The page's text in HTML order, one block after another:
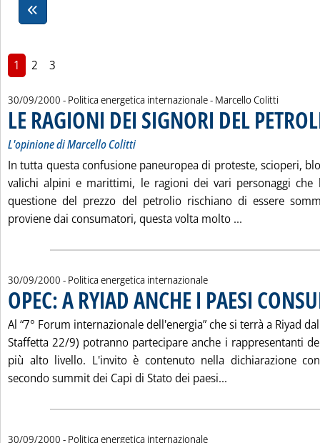
1 2 3
30/09/2000 - Politica energetica internazionale - di:
Marcello Colitti
LE RAGIONI DEI SIGNORI DEL
L'opinione di Marcello Colitti
In tutta questa confusione paneuropea di proteste, scioperi,
valichi alpini e marittimi, le ragioni dei vari personaggi
questione del prezzo del petrolio rischiano di essere
proviene dai consumatori, questa volta molto ...
30/09/2000 - Politica energetica internazionale
OPEC: A RYIAD ANCHE I PAESI
Al “7° Forum internazionale dell'energia” che si terrà a Riyad
Staffetta 22/9) potranno partecipare anche i rappresentanti
più alto livello. L'invito è contenuto nella dichiarazione
secondo summit dei Capi di Stato dei paesi...
30/09/2000 - Politica energetica internazionale